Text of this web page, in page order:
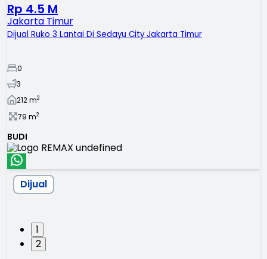
Rp 4.5 M
Jakarta Timur
Dijual Ruko 3 Lantai Di Sedayu City Jakarta Timur
0
3
212m2
79 m2
BUDI
1
2
Dijual